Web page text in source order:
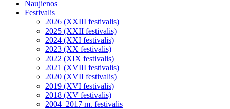
Naujienos
Festivalis
2026 (XXIII festivalis)
2025 (XXII festivalis)
2024 (XXI festivalis)
2023 (XX festivalis)
2022 (XIX festivalis)
2021 (XVIII festivalis)
2020 (XVII festivalis)
2019 (XVI festivalis)
2018 (XV festivalis)
2004–2017 m. festivalis